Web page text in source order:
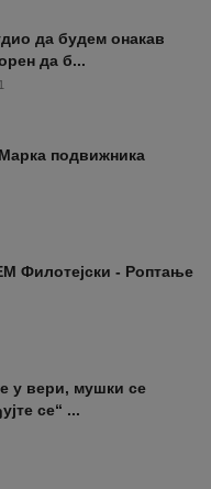
да будем онакав
да б...
подвижника
Филотејски - Роптање
у вери, мушки се
се“ ...